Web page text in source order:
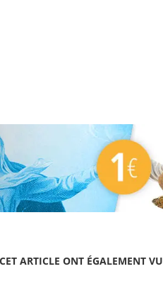
ARTICLE ONT ÉGALEMENT VU